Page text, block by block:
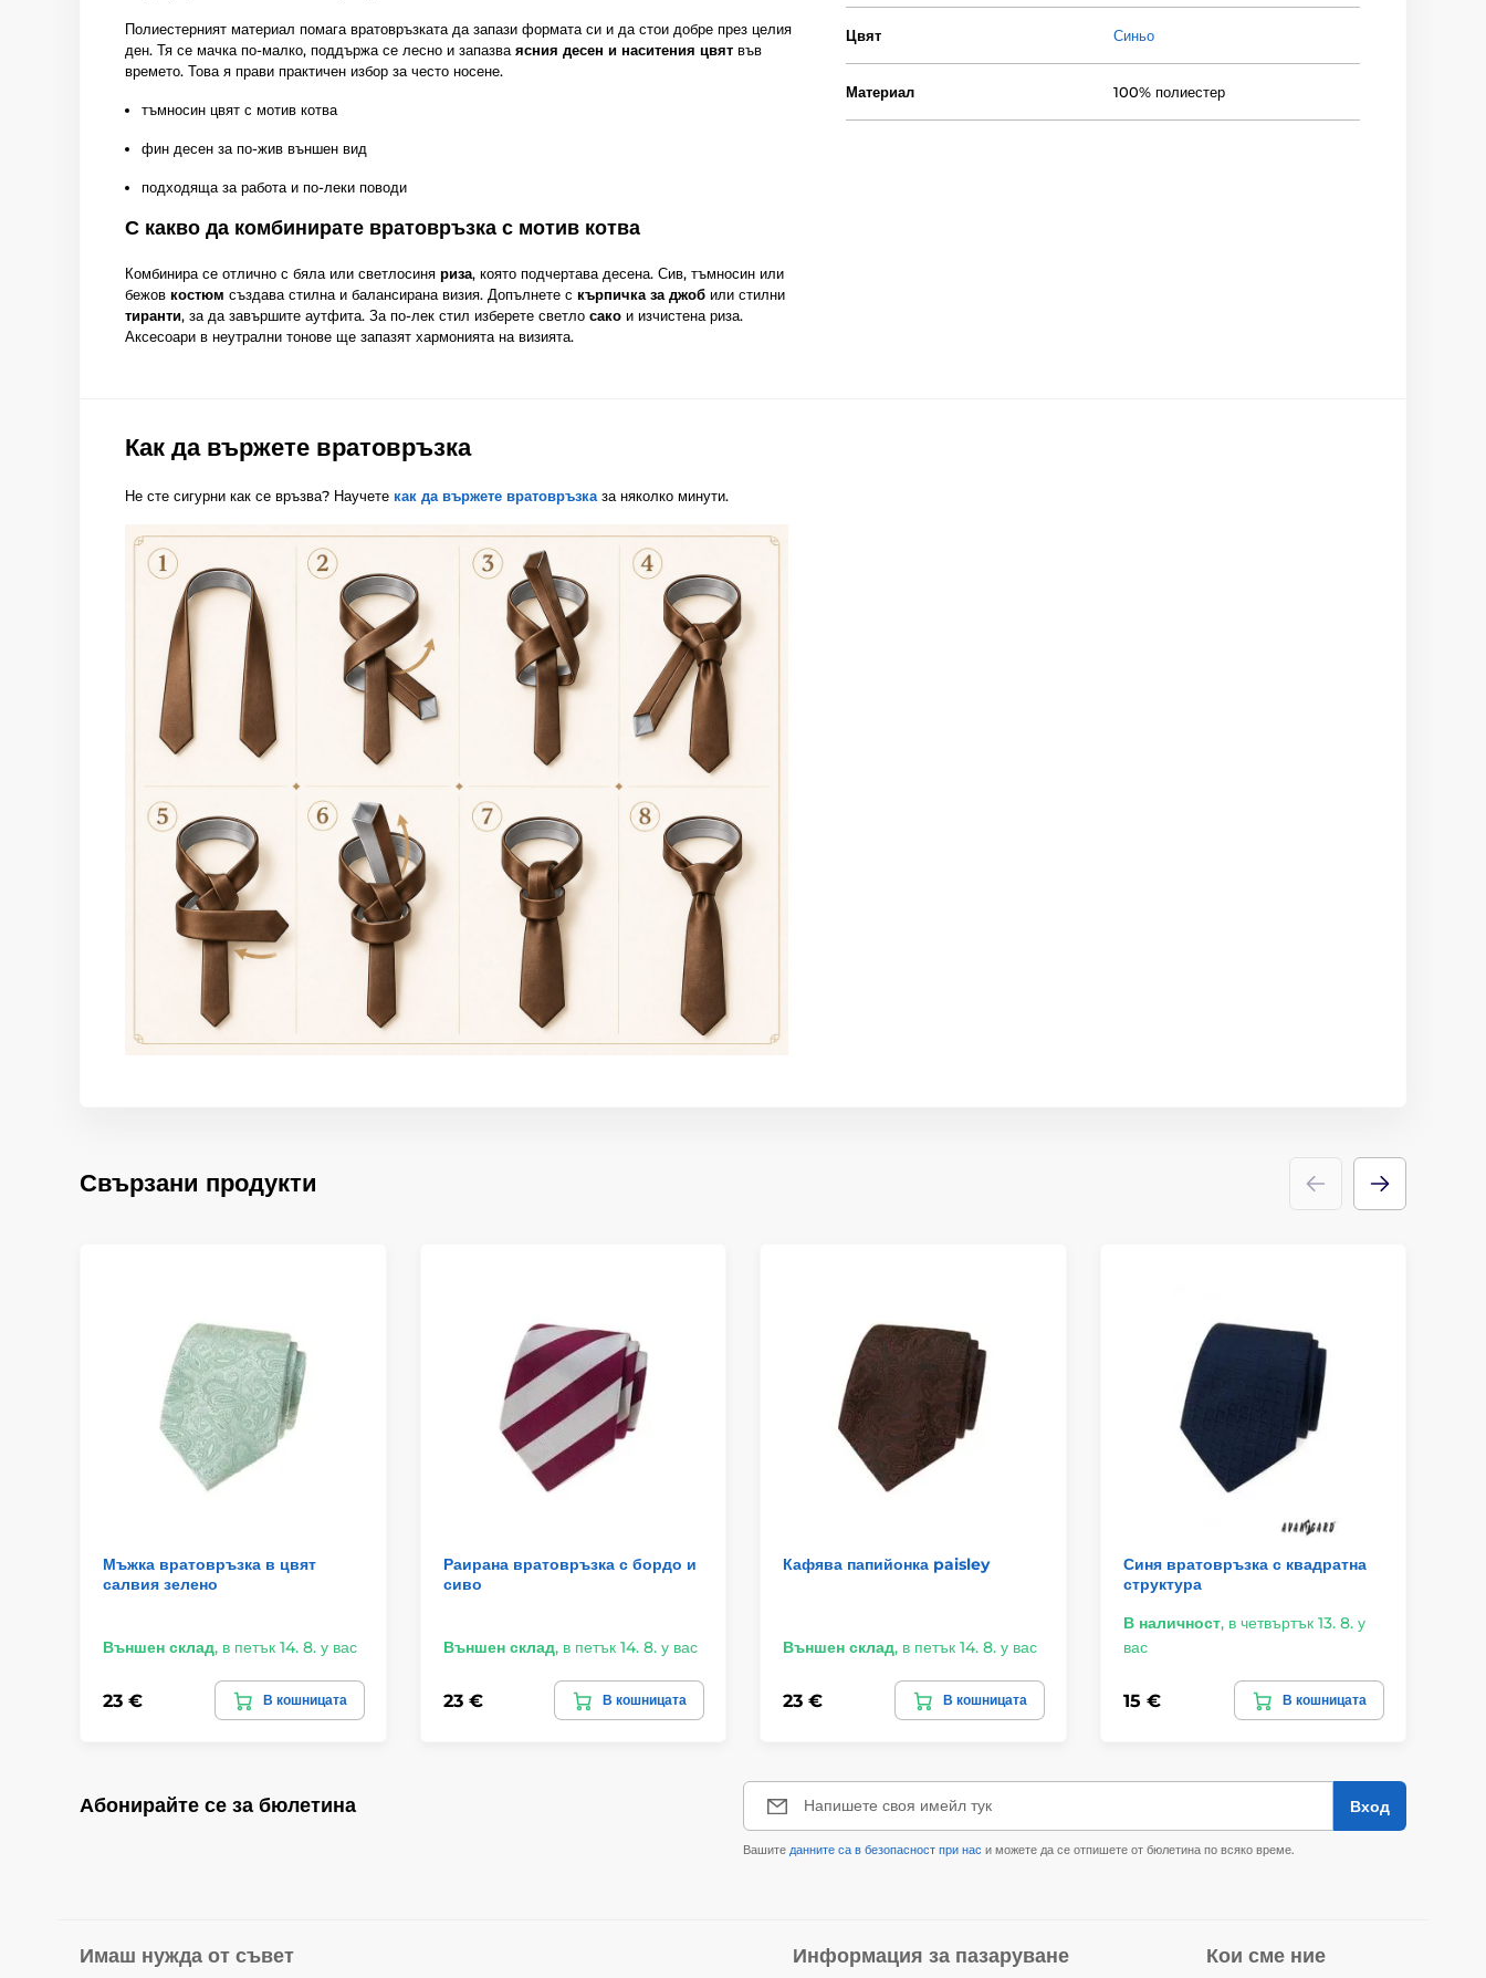
Полиестерният материал помага вратовръзката да запази формата си и да стои добре през целия
ден. Тя се мачка по-малко, поддържа се лесно и запазва ясния десен и наситения цвят във
времето. Това я прави практичен избор за често носене.
тъмносин цвят с мотив котва
фин десен за по-жив външен вид
подходяща за работа и по-леки поводи
С какво да комбинирате вратовръзка с мотив котва
Комбинира се отлично с бяла или светлосиня риза, която подчертава десена. Сив, тъмносин или
бежов костюм създава стилна и балансирана визия. Допълнете с кърпичка за джоб или стилни
тиранти, за да завършите аутфита. За по-лек стил изберете светло сако и изчистена риза.
Аксесоари в неутрални тонове ще запазят хармонията на визията.
Цвят Синьо
Материал 100% полиестер
Как да вържете вратовръзка
Не сте сигурни как се връзва? Научете как да вържете вратовръзка за няколко минути.
Свързани продукти
Мъжка вратовръзка в цвят
салвия зелено
Външен склад, в петък 14. 8. у вас
23 € В кошницата
Раирана вратовръзка с бордо и
сиво
Външен склад, в петък 14. 8. у вас
23 € В кошницата
Кафява папийонка paisley
Външен склад, в петък 14. 8. у вас
23 € В кошницата
Синя вратовръзка с квадратна
структура
В наличност, в четвъртък 13. 8. у
вас
15 € В кошницата
Абонирайте се за бюлетина Напишете своя имейл тук Вход
Вашите данните са в безопасност при нас и можете да се отпишете от бюлетина по всяко време.
Имаш нужда от съвет Информация за пазаруване Кои сме ние